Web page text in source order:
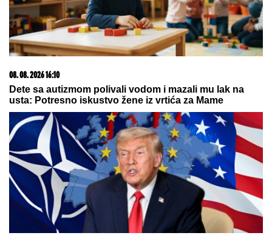
08. 08. 2026 16:10
Dete sa autizmom polivali vodom i mazali mu lak na
usta: Potresno iskustvo žene iz vrtića za Mame